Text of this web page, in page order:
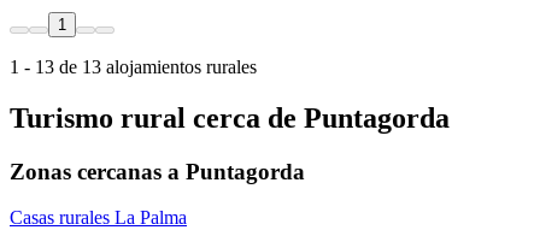
1
1 - 13 de 13 alojamientos rurales
Turismo rural cerca de Puntagorda
Zonas cercanas a Puntagorda
Casas rurales La Palma